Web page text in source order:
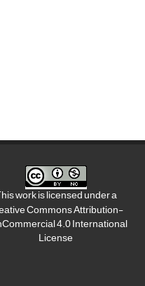
work is licensed under a
Commons Attribution-
4.0 International
License